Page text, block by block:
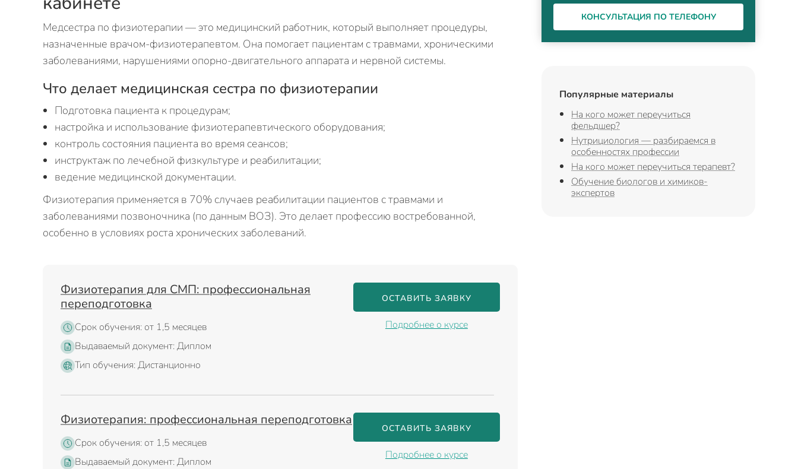
Медсестра по физиотерапии — это медицинский работник, который выполняет процедуры,
назначенные врачом-физиотерапевтом. Она помогает пациентам с травмами, хроническими
заболеваниями, нарушениями опорно-двигательного аппарата и нервной системы.
Что делает медицинская сестра по физиотерапии
Подготовка пациента к процедурам;
настройка и использование физиотерапевтического оборудования;
контроль состояния пациента во время сеансов;
инструктаж по лечебной физкультуре и реабилитации;
ведение медицинской документации.
Физиотерапия применяется в 70% случаев реабилитации пациентов с травмами и
заболеваниями позвоночника (по данным ВОЗ). Это делает профессию востребованной,
особенно в условиях роста хронических заболеваний.
Физиотерапия для СМП: профессиональная
переподготовка
Срок обучения: от 1,5 месяцев
Выдаваемый документ: Диплом
Тип обучения: Дистанционно
ОСТАВИТЬ ЗАЯВКУ
Подробнее о курсе
Физиотерапия: профессиональная переподготовка
Срок обучения: от 1,5 месяцев
Выдаваемый документ: Диплом
ОСТАВИТЬ ЗАЯВКУ
Подробнее о курсе
КОНСУЛЬТАЦИЯ ПО ТЕЛЕФОНУ
Популярные материалы
На кого может переучиться
фельдшер?
Нутрициология — разбираемся в
особенностях профессии
На кого может переучиться терапевт?
Обучение биологов и химиков-
экспертов